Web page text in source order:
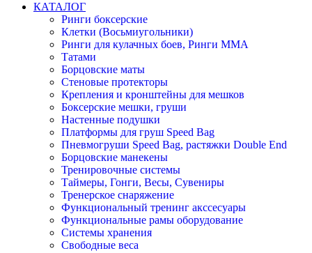
КАТАЛОГ
Ринги боксерские
Клетки (Восьмиугольники)
Ринги для кулачных боев, Ринги ММА
Татами
Борцовские маты
Стеновые протекторы
Крепления и кронштейны для мешков
Боксерские мешки, груши
Настенные подушки
Платформы для груш Speed Bag
Пневмогруши Speed Bag, растяжки Double End
Борцовские манекены
Тренировочные системы
Таймеры, Гонги, Весы, Сувениры
Тренерское снаряжение
Функциональный тренинг акссесуары
Функциональные рамы оборудование
Системы хранения
Свободные веса